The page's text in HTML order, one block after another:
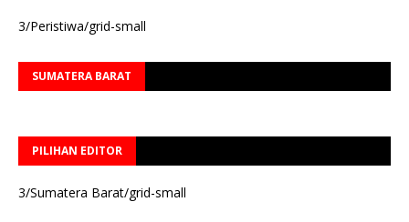
3/Peristiwa/grid-small
SUMATERA BARAT
PILIHAN EDITOR
3/Sumatera Barat/grid-small